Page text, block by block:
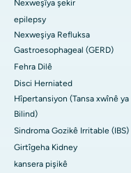
Nexweşîya şekir
epilepsy
Nexweşiya Refluksa
Gastroesophageal (GERD)
Fehra Dilê
Disci Herniated
Hîpertansiyon (Tansa xwînê ya
Bilind)
Sindroma Gozikê Irritable (IBS)
Girtîgeha Kidney
kansera pişikê